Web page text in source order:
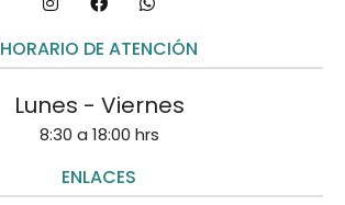
HORARIO DE ATENCIÓN
Lunes - Viernes
8:30 a 18:00 hrs
ENLACES